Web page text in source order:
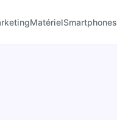
MatérielSmartphones